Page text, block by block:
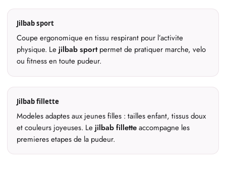
Jilbab sport
Coupe ergonomique en tissu respirant pour l’activite
physique. Le jilbab sportpermet de pratiquer marche, velo
ou fitness en toute pudeur.
Jilbab fillette
Modeles adaptes aux jeunes filles : tailles enfant, tissus doux
et couleurs joyeuses. Le jilbab filletteaccompagne les
premieres etapes de la pudeur.